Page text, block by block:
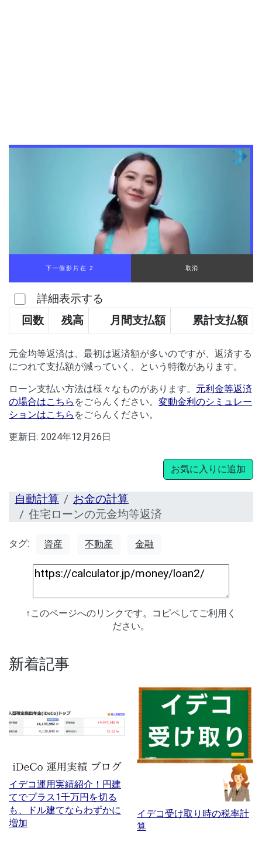
下一個影片在 1 取消
詳細表示する
回数
残高 月間支払額 累計支払額
元金均等返済は、最初は返済額が多いのですが、返済する
につれて支払額が減っていく、という特徴があります。
ローン支払い方法は様々なものがあります。 元利金等返済
の場合はこちら をごらんください。 変動金利のシミュレー
ションはこちら をごらんください。
更新日: 2024年12月26日
お気に入りに追加
自動計算
お金の計算
住宅ローンの元金均等返済
タグ: 資産 不動産 金融
↑このページへのリンクです。コピペしてご利用く
ださい。
新着記事
イデコ運用実績紹介！円建
てでプラス1千万円を切る
も、ドル建てならわずかに
増加
イデコ受け取り時の税率計
算